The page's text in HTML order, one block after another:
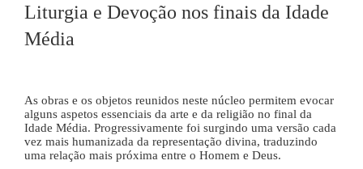
Liturgia e Devoção nos finais da Idade
Média
As obras e os objetos reunidos neste núcleo permitem evocar
alguns aspetos essenciais da arte e da religião no final da
Idade Média. Progressivamente foi surgindo uma versão cada
vez mais humanizada da representação divina, traduzindo
uma relação mais próxima entre o Homem e Deus.